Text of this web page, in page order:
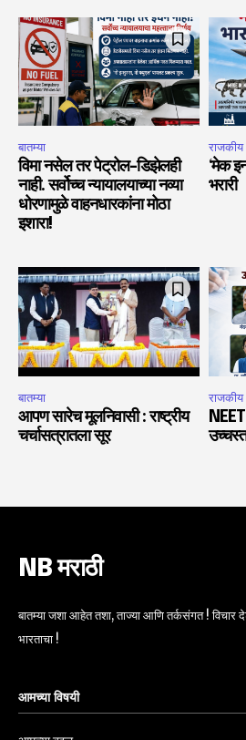
बातम्या
विमा नसेल तर पेट्रोल-डिझेलही
नाही. सर्वोच्च न्यायालयाच्या नव्या
धोरणामुळे वाहनधारकांना मोठा
इशारा!
राजकीय
‘मेक
भरारी
बातम्या
आपण सारेच मूलनिवासी : राष्ट्रीय
चर्चासत्रातला सूर
राजकीय
NB मराठी
बातम्या जशा आहेत तशा, ताज्या आणि तर्कसंगत ! विचार
भारताचा !
आमच्या विषयी